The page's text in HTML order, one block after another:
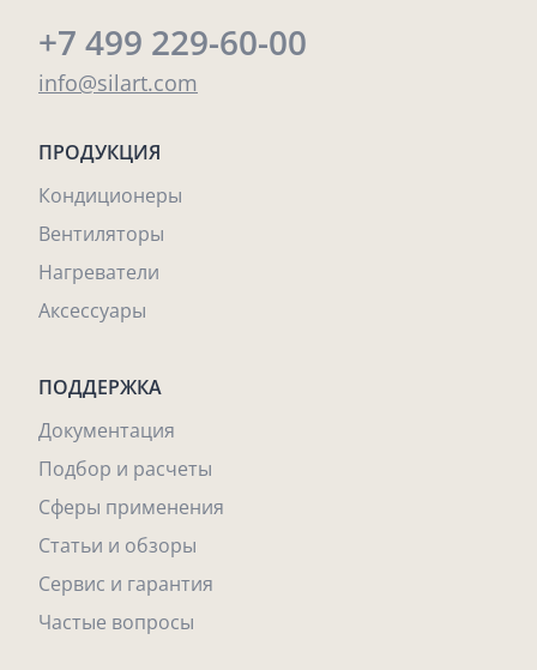
+7 499 229-60-00
info@silart.com
ПРОДУКЦИЯ
Кондиционеры
Вентиляторы
Нагреватели
Аксессуары
ПОДДЕРЖКА
Документация
Подбор и расчеты
Сферы применения
Статьи и обзоры
Сервис и гарантия
Частые вопросы